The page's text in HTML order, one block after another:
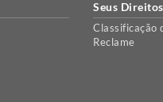
Seus Direitos
Classificação
Reclame